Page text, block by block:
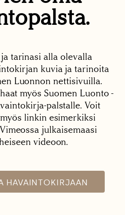
tarinasi alla olevalla
kuvia ja tarinoita
Luonnon nettisivuilla.
myös Suomen Luonto -
palstalle. Voit
linkin esimerkiksi
julkaisemaasi
videoon.
HAVAINTOKIRJAAN